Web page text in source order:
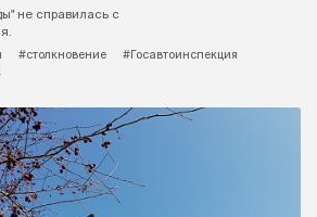
не справилась с
#столкновение
#Госавтоинспекция